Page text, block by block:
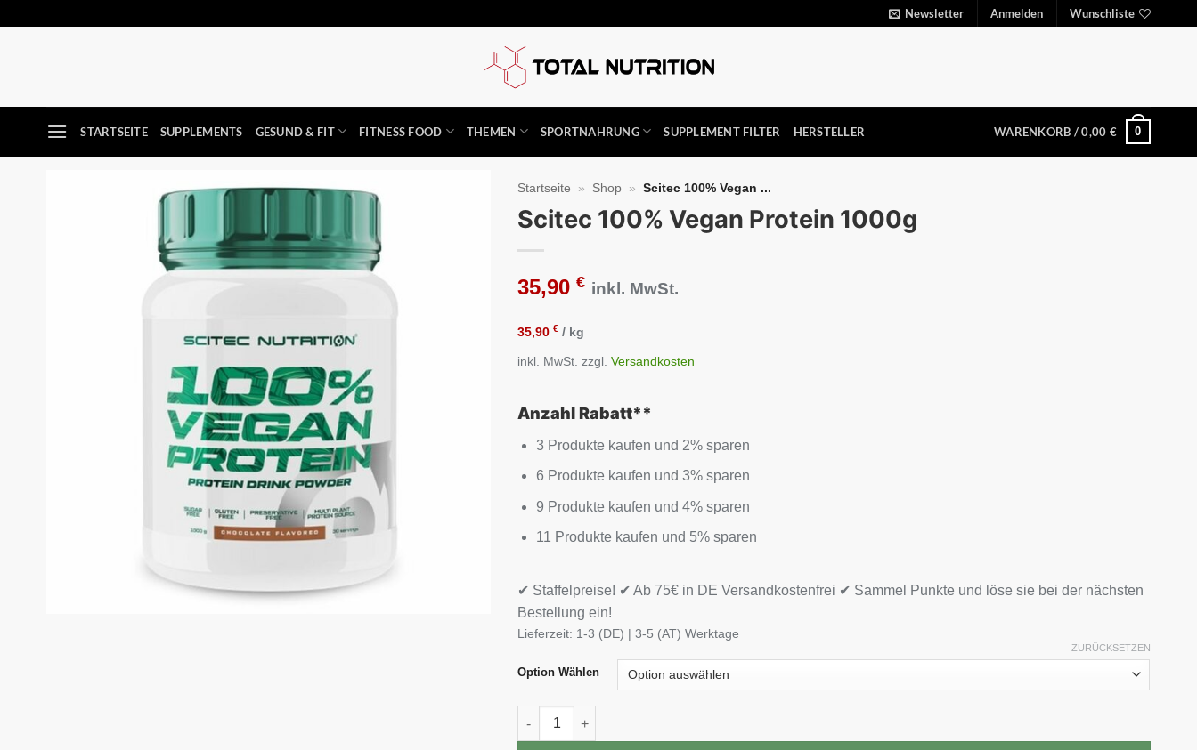
Newsletter Anmelden Wunschliste
STARTSEITE SUPPLEMENTS GESUND & FIT FITNESS FOOD THEMEN SPORTNAHRUNG SUPPLEMENT FILTER HERSTELLER WARENKORB /0,00 € 0
Startseite » Shop » Scitec 100% Vegan ...
Scitec 100% Vegan Protein 1000g
35,90€ inkl. MwSt.
35,90€ / kg
inkl. MwSt. zzgl.Versandkosten
Anzahl Rabatt**
3 Produkte kaufen und 2% sparen
6 Produkte kaufen und 3% sparen
9 Produkte kaufen und 4% sparen
11 Produkte kaufen und 5% sparen
✔ Staffelpreise! ✔ Ab 75€ in DE Versandkostenfrei ✔ Sammel Punkte und löse sie bei der nächsten
Bestellung ein!
Lieferzeit: 1-3 (DE) | 3-5 (AT) Werktage
Option Wählen
ZURÜCKSETZEN
Scitec 100% Vegan Protein 1000g Menge